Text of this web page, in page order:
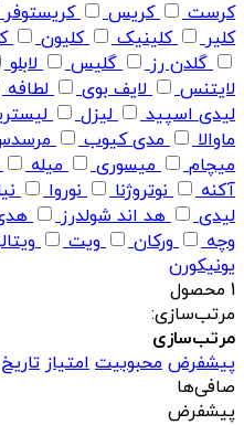
کرست
کریس کریستوفر
کلیر
کلینیک کلیون
گلدن رز
گلیس لابلو
لایتنس
لایف بوی لطافه
لیدی اسپید
لیزل
ماوالا
مدی کیوب
میچام
میسوری میله
آکنه
نوتروژنا نوروا
لیدی
هد اند شولدرز
وچه
ورکان ویت
یونیکورن
1 محصول
مرتب‌سازی:
مرتب‌سازی
پیشفرض محبوبیت امتیاز تاریخ
صافی‌ها
پیشفرض